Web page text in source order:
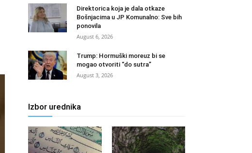
Direktorica koja je dala otkaze
Bošnjacima u JP Komunalno: Sve bih
ponovila
August 6, 2026
Trump: Hormuški moreuz bi se
mogao otvoriti “do sutra”
August 3, 2026
Izbor urednika